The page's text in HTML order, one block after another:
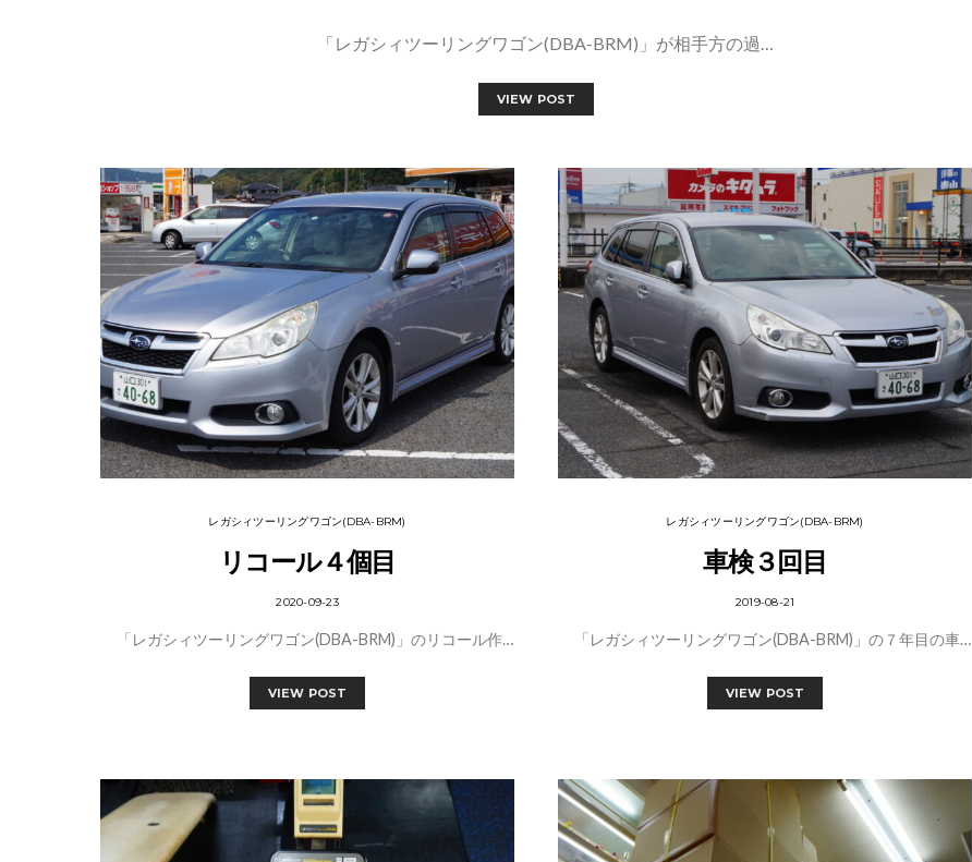
「レガシィツーリングワゴン(DBA-BRM)」が相手方の過…
VIEW POST
レガシィツーリングワゴン(DBA-BRM)
リコール４個目
2020-09-23
「レガシィツーリングワゴン(DBA-BRM)」のリコール作…
VIEW POST
レガシィツーリングワゴン(DBA-BRM)
車検３回目
2019-08-21
「レガシィツーリングワゴン(DBA-BRM)」の７年目の車…
VIEW POST